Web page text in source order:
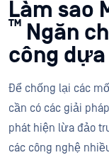
Làm sao
™ Ngăn
công dựa
Để chống lại các
cần có các giải
phát hiện lừa đảo
các công nghệ